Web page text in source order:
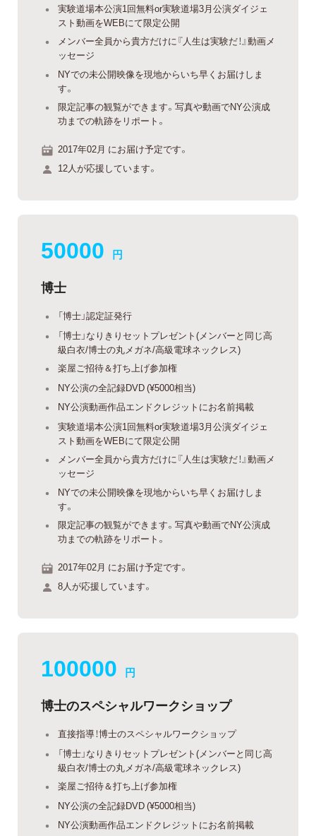
実験道場本公演1回無料or実験道場3月公演ダイジェ
スト動画をWEBにて限定公開
メンバー全員から貴方だけに『人生は実験だ！』動画メ
ッセージ
NYでの未公開映像を現地からいち早くお届けしま
す。
限定記事の観覧ができます。写真や動画でNY公演成
功までの軌跡をリポート。
2017年02月 にお届け予定です。
12人が応援しています。
50000 円
博士
「博士」認定証発行
「博士」なりきりセットプレゼント(メンバーと同じ高
級白衣/博士の丸メガネ/高級電球ネックレス)
楽屋ご招待＆打ち上げ参加権
NY公演の全記録DVD (¥5000相当)
NY公演動画作品エンドクレジットにお名前掲載
実験道場本公演1回無料or実験道場3月公演ダイジェ
スト動画をWEBにて限定公開
メンバー全員から貴方だけに『人生は実験だ！』動画メ
ッセージ
NYでの未公開映像を現地からいち早くお届けしま
す。
限定記事の観覧ができます。写真や動画でNY公演成
功までの軌跡をリポート。
2017年02月 にお届け予定です。
8人が応援しています。
100000 円
博士のスペシャルワークショップ
直接指導！博士のスペシャルワークショップ
「博士」なりきりセットプレゼント(メンバーと同じ高
級白衣/博士の丸メガネ/高級電球ネックレス)
楽屋ご招待＆打ち上げ参加権
NY公演の全記録DVD (¥5000相当)
NY公演動画作品エンドクレジットにお名前掲載